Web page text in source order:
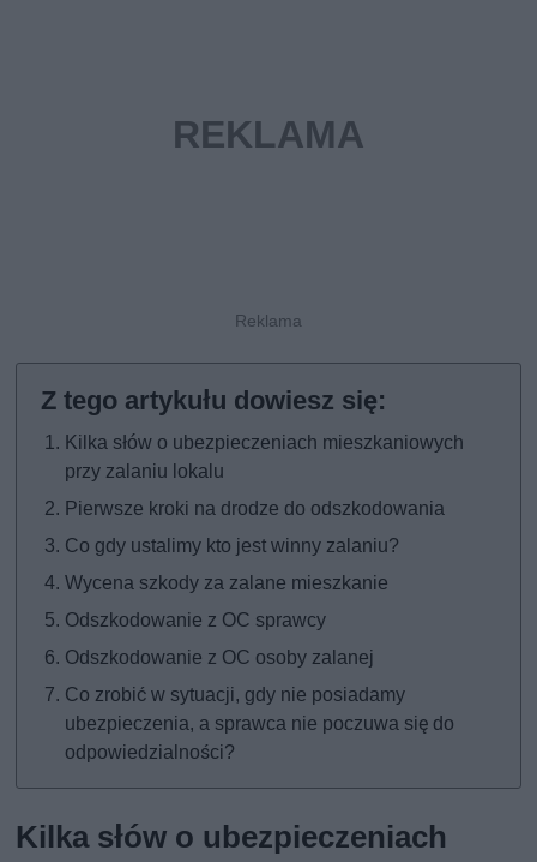
Kilka słów o ubezpieczeniach mieszkaniowych
przy zalaniu lokalu
Pierwsze kroki na drodze do odszkodowania
Co gdy ustalimy kto jest winny zalaniu?
Wycena szkody za zalane mieszkanie
Odszkodowanie z OC sprawcy
Odszkodowanie z OC osoby zalanej
Co zrobić w sytuacji, gdy nie posiadamy
ubezpieczenia, a sprawca nie poczuwa się do
odpowiedzialności?
Kilka słów o ubezpieczeniach